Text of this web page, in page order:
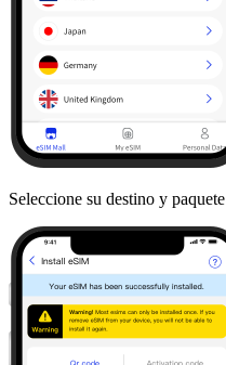
Seleccione su destino y paquete